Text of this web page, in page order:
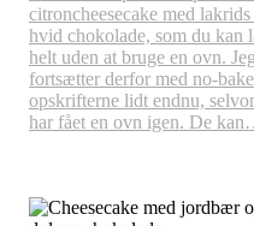
citroncheesecake med lakrids
hvid chokolade, som du kan
helt uden at bruge en ovn. Jeg
fortsætter derfor med no-bake
opskrifterne lidt endnu,
har fået en ovn igen. De